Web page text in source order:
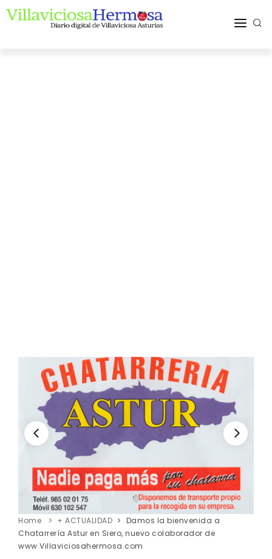
Home + ACTUALIDAD
Damos la bienvenida a
Chatarrería Astur en Siero, nuevo colaborador de
www.Villaviciosahermosa.com